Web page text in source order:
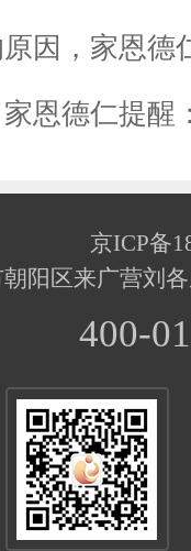
因，家恩德
恩德仁提醒
京ICP备
阳区来广营刘
400-